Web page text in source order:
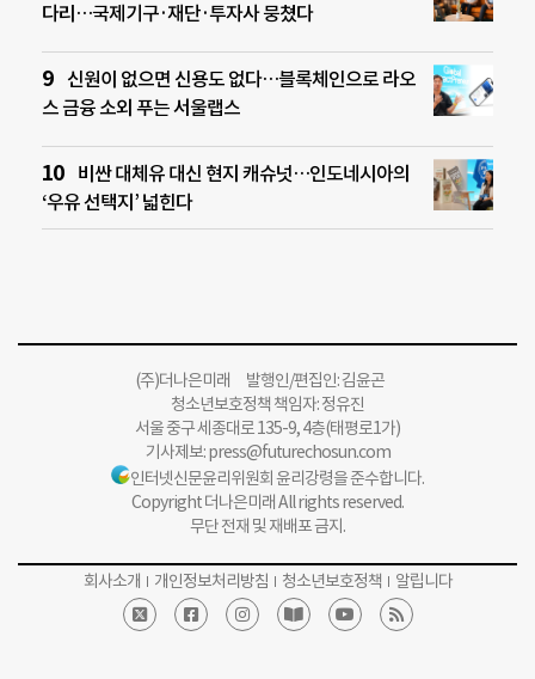
다리…국제기구·재단·투자사 뭉쳤다
신원이 없으면 신용도 없다…블록체인으로 라오
스 금융 소외 푸는 서울랩스
비싼 대체유 대신 현지 캐슈넛…인도네시아의
‘우유 선택지’ 넓힌다
(주)더나은미래 발행인/편집인: 김윤곤
청소년보호정책 책임자: 정유진
서울 중구 세종대로 135-9, 4층(태평로1가)
기사제보:press@futurechosun.com
인터넷신문윤리위원회 윤리강령을 준수합니다.
Copyright 더나은미래 All rights reserved.
무단 전재 및 재배포 금지.
회사소개 개인정보처리방침 청소년보호정책 알립니다